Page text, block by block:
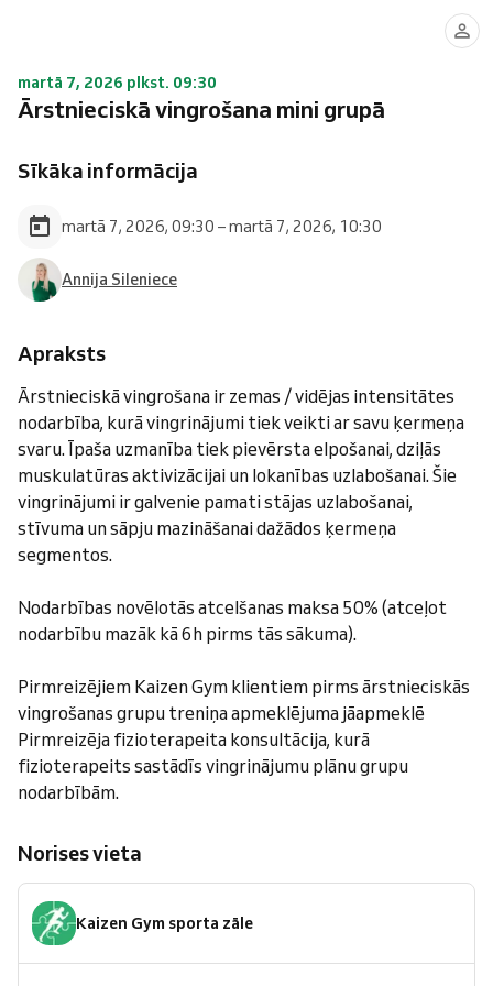
martā 7, 2026 plkst. 09:30
Ārstnieciskā vingrošana mini grupā
Sīkāka informācija
martā 7, 2026, 09:30 – martā 7, 2026, 10:30
Annija Sileniece
Apraksts
Ārstnieciskā vingrošana ir zemas / vidējas intensitātes
nodarbība, kurā vingrinājumi tiek veikti ar savu ķermeņa
svaru. Īpaša uzmanība tiek pievērsta elpošanai, dziļās
muskulatūras aktivizācijai un lokanības uzlabošanai. Šie
vingrinājumi ir galvenie pamati stājas uzlabošanai,
stīvuma un sāpju mazināšanai dažādos ķermeņa
segmentos.
Nodarbības novēlotās atcelšanas maksa 50% (atceļot
nodarbību mazāk kā 6h pirms tās sākuma).
Pirmreizējiem Kaizen Gym klientiem pirms ārstnieciskās
vingrošanas grupu treniņa apmeklējuma jāapmeklē
Pirmreizēja fizioterapeita konsultācija, kurā
fizioterapeits sastādīs vingrinājumu plānu grupu
nodarbībām.
Norises vieta
Kaizen Gym sporta zāle